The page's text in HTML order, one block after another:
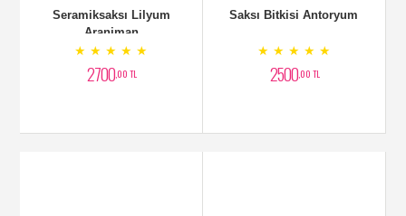
Seramiksaksı Lilyum
Aranjman
★ ★ ★ ★ ★
2700,00 TL
Saksı Bitkisi Antoryum
★ ★ ★ ★ ★
2500,00 TL